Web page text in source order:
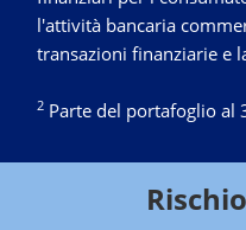
l'attività bancaria
transazioni finanziarie e
2 Parte del portafoglio al